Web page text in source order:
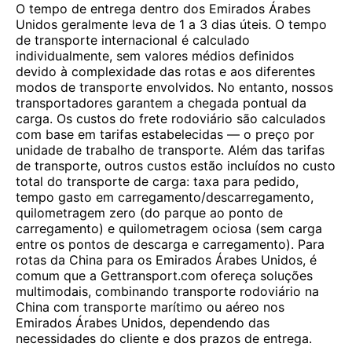
O tempo de entrega dentro dos Emirados Árabes
Unidos geralmente leva de 1 a 3 dias úteis. O tempo
de transporte internacional é calculado
individualmente, sem valores médios definidos
devido à complexidade das rotas e aos diferentes
modos de transporte envolvidos. No entanto, nossos
transportadores garantem a chegada pontual da
carga. Os custos do frete rodoviário são calculados
com base em tarifas estabelecidas — o preço por
unidade de trabalho de transporte. Além das tarifas
de transporte, outros custos estão incluídos no custo
total do transporte de carga: taxa para pedido,
tempo gasto em carregamento/descarregamento,
quilometragem zero (do parque ao ponto de
carregamento) e quilometragem ociosa (sem carga
entre os pontos de descarga e carregamento). Para
rotas da China para os Emirados Árabes Unidos, é
comum que a Gettransport.com ofereça soluções
multimodais, combinando transporte rodoviário na
China com transporte marítimo ou aéreo nos
Emirados Árabes Unidos, dependendo das
necessidades do cliente e dos prazos de entrega.